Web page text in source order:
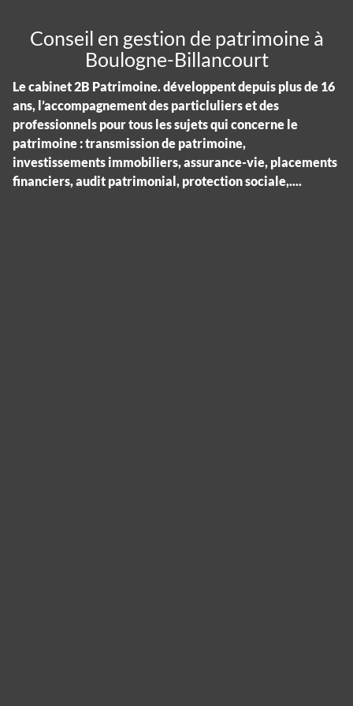
Conseil en gestion de patrimoine à
Boulogne-Billancourt
Le cabinet 2B Patrimoine. développent depuis plus de 16
ans, l’accompagnement des particluliers et des
professionnels pour tous les sujets qui concerne le
patrimoine : transmission de patrimoine,
investissements immobiliers, assurance-vie, placements
financiers, audit patrimonial, protection sociale,....